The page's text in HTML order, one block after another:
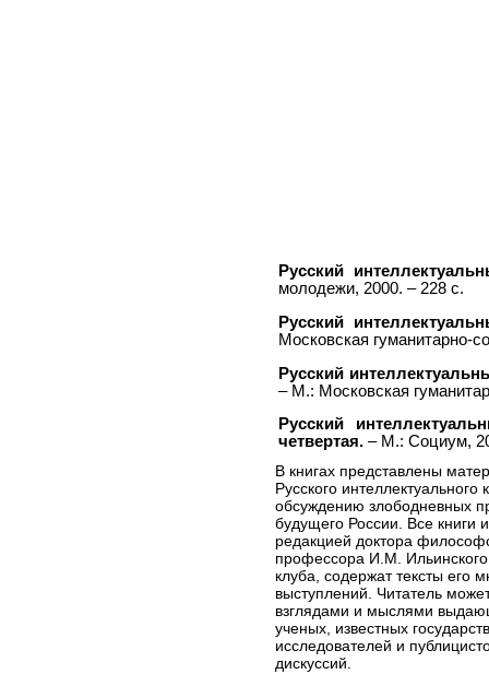
Русский
молодежи, 2000. – 228 с.
Русский
Московская гуманитарно-
Русский
– М.: Московская
Русский
четвертая. – М.: Социум,
В книгах представлены
Русского
обсуждению злободневных
будущего России. Все книги
редакцией доктора
профессора И.М.
клуба, содержат тексты его
выступлений. Читатель
взглядами и мыслями
ученых, известных
исследователей и
дискуссий.